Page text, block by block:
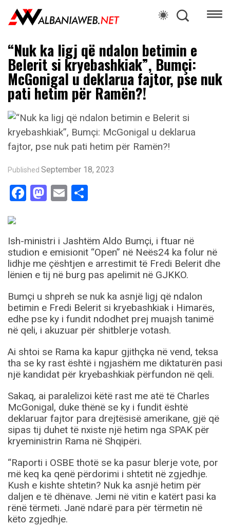
“Nuk ka ligj që ndalon betimin e
Belerit si kryebashkiak”, Bumçi:
McGonigal u deklarua fajtor, pse nuk
pati hetim për Ramën?!
Published September 18, 2023
Facebook
Mastodon
Email
Ish-ministri i Jashtëm Aldo Bumçi, i ftuar në
studion e emisionit “Open” në Neës24 ka folur në
lidhje me çështjen e arrestimit të Fredi Belerit dhe
lënien e tij në burg pas apelimit në GJKKO.
Bumçi u shpreh se nuk ka asnjë ligj që ndalon
betimin e Fredi Belerit si kryebashkiak i Himarës,
edhe pse ky i fundit ndodhet prej muajsh tanimë
në qeli, i akuzuar për shitblerje votash.
Ai shtoi se Rama ka kapur gjithçka në vend, teksa
tha se ky rast është i ngjashëm me diktaturën pasi
një kandidat për kryebashkiak përfundon në qeli.
Sakaq, ai paralelizoi këtë rast me atë të Charles
McGonigal, duke thënë se ky i fundit është
deklaruar fajtor para drejtësisë amerikane, gjë që
sipas tij duhet të nxiste një hetim nga SPAK për
kryeministrin Rama në Shqipëri.
“Raporti i OSBE thotë se ka pasur blerje vote, por
më keq ka qenë përdorimi i shtetit në zgjedhje.
Kush e kishte shtetin? Nuk ka asnjë hetim për
daljen e të dhënave. Jemi në vitin e katërt pasi ka
rënë tërmeti. Janë ndarë para për tërmetin në
këto zgjedhje.